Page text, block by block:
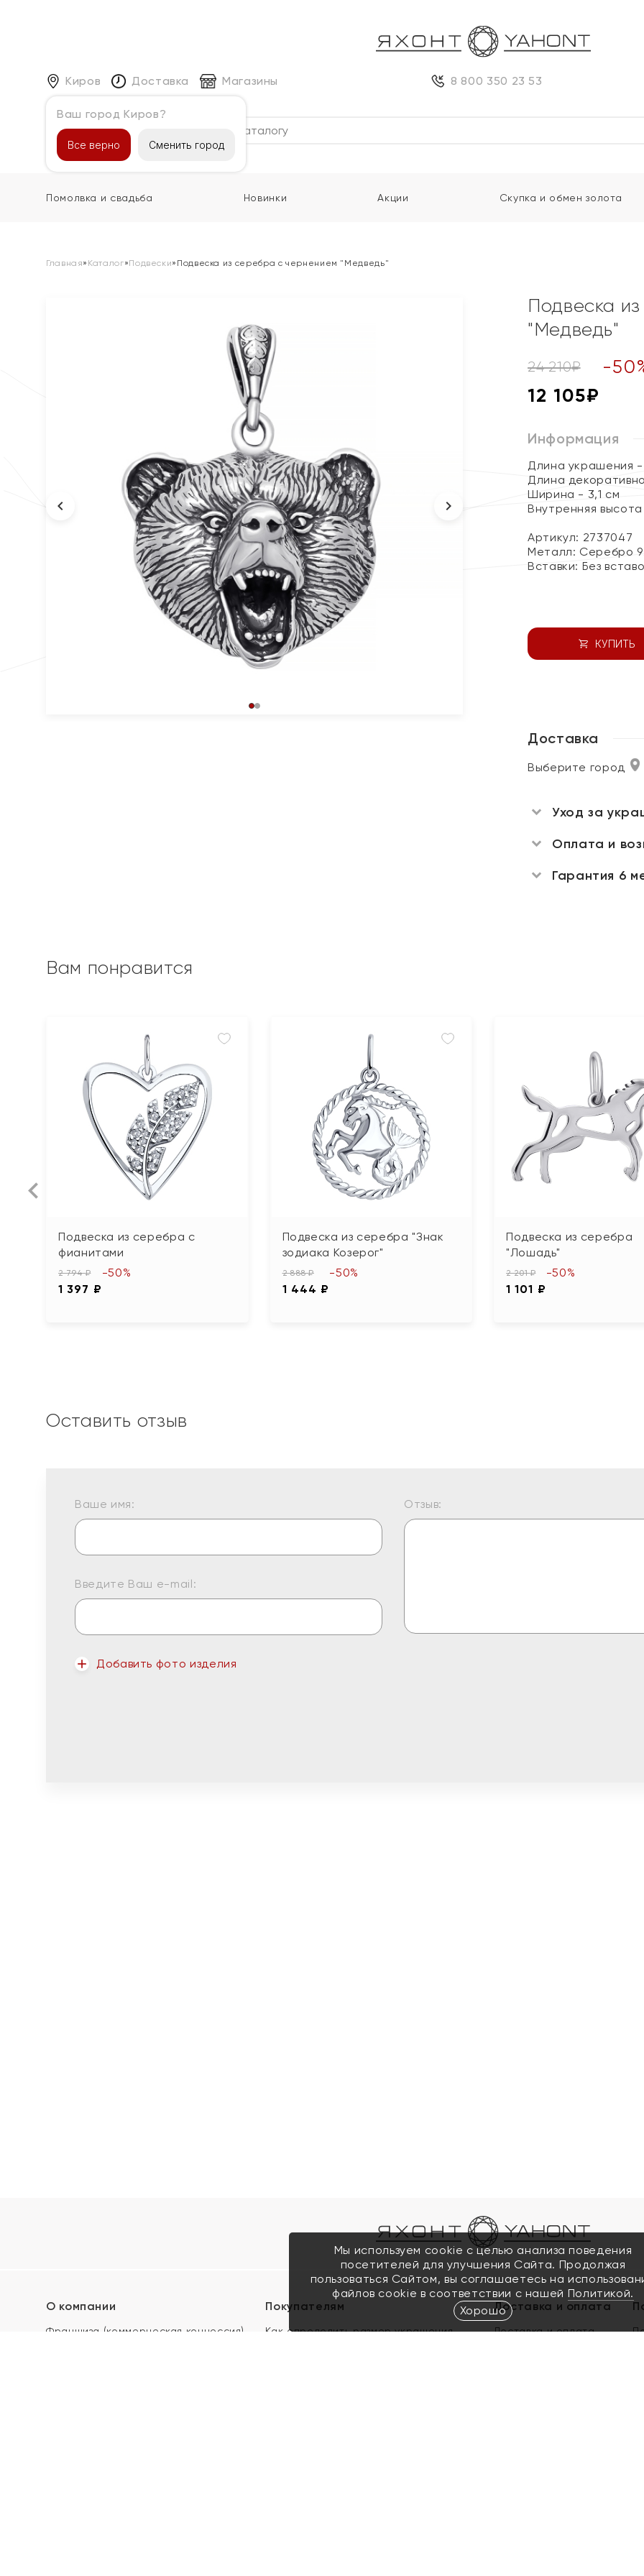
Киров
Ваш город Киров?
Все верно Сменить город
Доставка Магазины 8 800 350 23 53
Каталог
Помолвка и свадьба Новинки Акции Скупка и обмен золота
Главная» Каталог»Подвески» Подвеска из серебра с чернением "Медведь"
Подвеска
"Медведь"
24 210₽ -50
12 105₽
Информация
Длина украшения
Длина
Ширина - 3,1 см
Внутренняя
Артикул: 2737047
Металл: Серебро
Вставки: Без
КУПИТЬ
Доставка
Выберите город
Уход за
Оплата и
Гарантия 6
Вам понравится
Подвеска из серебра с
фианитами
2 794 ₽
1 397 ₽
-50%
Подвеска из серебра "Знак
зодиака Козерог"
2 888 ₽
1 444 ₽
-50%
Подвеска из серебра
"Лошадь"
2 201 ₽
1 101 ₽
-50%
Оставить отзыв
Ваше имя:
Введите Ваш e-mail:
Добавить фото изделия
Отзыв:
О компании
Франшиза (коммерческая концессия)
Покупателям
Как определить размер украшения
Доставка и оплата
Доставка и оплата
Мы используем cookie с целью анализа поведения
посетителей для улучшения Сайта. Продолжая
пользоваться Сайтом, вы соглашаетесь на
файлов cookie в соответствии с нашей Политикой.
Хорошо